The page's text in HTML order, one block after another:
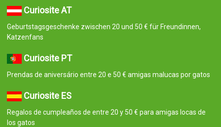
Curiosite AT
Geburtstagsgeschenke zwischen 20 und 50 € für Freundinnen,
Katzenfans
Curiosite PT
Prendas de aniversário entre 20 e 50 € amigas malucas por gatos
Curiosite ES
Regalos de cumpleaños de entre 20 y 50 € para amigas locas de
los gatos